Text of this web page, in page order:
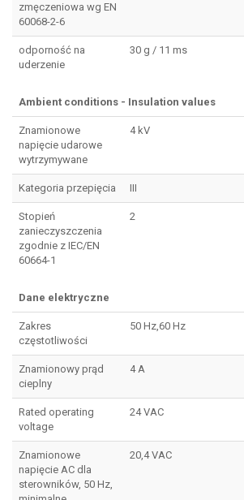
zmęczeniowa wg EN
60068-2-6
odporność na
uderzenie
30 g / 11 ms
Ambient conditions - Insulation values
Znamionowe
napięcie udarowe
wytrzymywane
4 kV
Kategoria przepięcia III
Stopień
zanieczyszczenia
zgodnie z IEC/EN
60664-1
2
Dane elektryczne
Zakres
częstotliwości
50 Hz,60 Hz
Znamionowy prąd
cieplny
4 A
Rated operating
voltage
24 VAC
Znamionowe
napięcie AC dla
sterowników, 50 Hz,
20,4 VAC